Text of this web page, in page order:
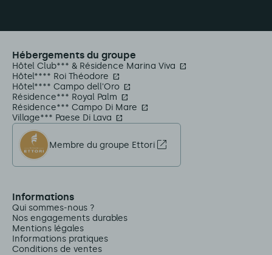
Hébergements du groupe
Hôtel Club*** & Résidence Marina Viva
Hôtel**** Roi Théodore
Hôtel**** Campo dell'Oro
Résidence*** Royal Palm
Résidence*** Campo Di Mare
Village*** Paese Di Lava
Membre du groupe Ettori
Informations
Qui sommes-nous ?
Nos engagements durables
Mentions légales
Informations pratiques
Conditions de ventes